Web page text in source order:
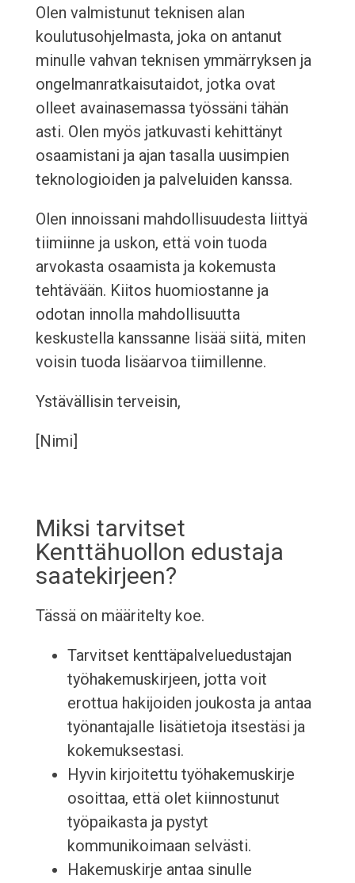
Olen valmistunut teknisen alan
koulutusohjelmasta, joka on antanut
minulle vahvan teknisen ymmärryksen ja
ongelmanratkaisutaidot, jotka ovat
olleet avainasemassa työssäni tähän
asti. Olen myös jatkuvasti kehittänyt
osaamistani ja ajan tasalla uusimpien
teknologioiden ja palveluiden kanssa.
Olen innoissani mahdollisuudesta liittyä
tiimiinne ja uskon, että voin tuoda
arvokasta osaamista ja kokemusta
tehtävään. Kiitos huomiostanne ja
odotan innolla mahdollisuutta
keskustella kanssanne lisää siitä, miten
voisin tuoda lisäarvoa tiimillenne.
Ystävällisin terveisin,
[Nimi]
Miksi tarvitset
Kenttähuollon edustaja
saatekirjeen?
Tässä on määritelty koe.
Tarvitset kenttäpalveluedustajan
työhakemuskirjeen, jotta voit
erottua hakijoiden joukosta ja antaa
työnantajalle lisätietoja itsestäsi ja
kokemuksestasi.
Hyvin kirjoitettu työhakemuskirje
osoittaa, että olet kiinnostunut
työpaikasta ja pystyt
kommunikoimaan selvästi.
Hakemuskirje antaa sinulle